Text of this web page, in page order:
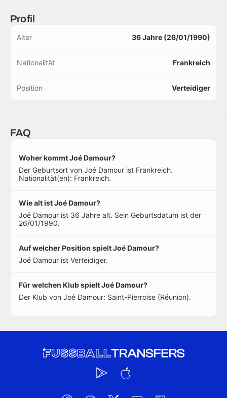
Profil
Alter 36 Jahre (26/01/1990)
Nationalität Frankreich
Position Verteidiger
FAQ
Woher kommt Joé Damour?
Der Geburtsort von Joé Damour ist Frankreich.
Nationalität(en): Frankreich.
Wie alt ist Joé Damour?
Joé Damour ist 36 Jahre alt. Sein Geburtsdatum ist der
26/01/1990.
Auf welcher Position spielt Joé Damour?
Joé Damour ist Verteidiger.
Für welchen Klub spielt Joé Damour?
Der Klub von Joé Damour: Saint-Pierroise (Réunion).